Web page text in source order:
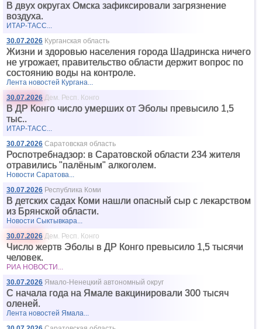
В двух округах Омска зафиксировали загрязнение
воздуха.
ИТАР-ТАСС...
30.07.2026 Курганская область
Жизни и здоровью населения города Шадринска ничего
не угрожает, правительство области держит вопрос по
состоянию воды на контроле.
Лента новостей Кургана...
30.07.2026 Дем. Респ. Конго
В ДР Конго число умерших от Эболы превысило 1,5
тыс..
ИТАР-ТАСС...
30.07.2026 Саратовская область
Роспотребнадзор: в Саратовской области 234 жителя
отравились "палёным" алкоголем.
Новости Саратова...
30.07.2026 Республика Коми
В детских садах Коми нашли опасный сыр с лекарством
из Брянской области.
Новости Сыктывкара...
30.07.2026 Дем. Респ. Конго
Число жертв Эболы в ДР Конго превысило 1,5 тысячи
человек.
РИА НОВОСТИ...
30.07.2026 Ямало-Ненецкий автономный округ
С начала года на Ямале вакцинировали 300 тысяч
оленей.
Лента новостей Ямала...